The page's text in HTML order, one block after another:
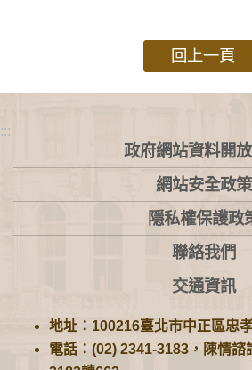
回上一頁
:::
政府網站資料開
網站安全政策
隱私權保護政
聯絡我們
交通資訊
地址：100216臺北市中正區忠
電話：(02) 2341-3183，陳情諮